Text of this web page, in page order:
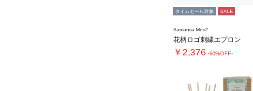
タイムセール対象 SALE
Samansa Mos2
花柄ロゴ刺繍エプロン
￥2,376 -60%OFF-